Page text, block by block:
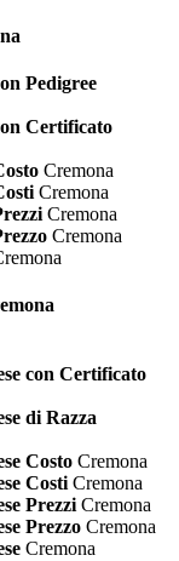
Pedigree
Certificato
Cremona
Cremona
Cremona
Cremona
con Certificato
di Razza
Costo Cremona
Costi Cremona
Prezzi Cremona
Prezzo Cremona
Cremona